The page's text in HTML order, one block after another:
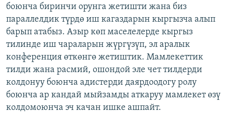
боюнча биринчи орунга жетишти жана биз
параллелдик түрдө иш кагаздарын кыргызча алып
барып атабыз. Азыр көп маселелерде кыргыз
тилинде иш чараларын жүргүзүп, эл аралык
конференция өткөнгө жетиштик. Мамлекеттик
тилди жана расмий, ошондой эле чет тилдерди
колдонуу боюнча адистерди даярдоодогу ролу
боюнча ар кандай мыйзамды аткаруу мамлекет өзү
колдомоюнча эч качан ишке ашпайт.